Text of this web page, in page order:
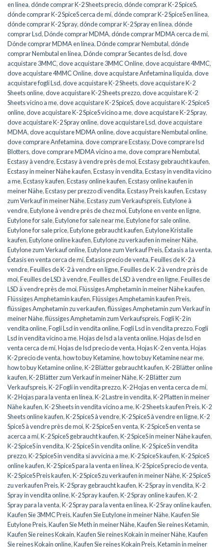
en línea,dónde comprar K-2 Sheets precio,dónde comprar K-2 SpiceS,
dónde comprar K-2 SpiceS cerca de mí,dónde comprar K-2 SpiceS en línea,
dónde comprar K-2 Spray,dónde comprar K-2 Spray en línea,dónde
comprar Lsd,Dónde comprar MDMA,dónde comprar MDMA cerca de mí,
Dónde comprar MDMA en línea,Dónde comprar Nembutal,dónde
comprar Nembutal en línea,Dónde comprar Secantes de lsd,dove
acquistare 3MMC,dove acquistare 3MMC Online,dove acquistare 4MMC,
dove acquistare 4MMC Online,dove acquistare Anfetamina liquida,dove
acquistare fogli Lsd,dove acquistare K-2 Sheets,dove acquistare K-2
Sheets online,dove acquistare K-2 Sheets prezzo,dove acquistare K-2
Sheets vicino a me,dove acquistare K-2 SpiceS,dove acquistare K-2 SpiceS
online,dove acquistare K-2 SpiceS vicino a me,dove acquistare K-2 Spray,
dove acquistare K-2 Spray online,dove acquistare Lsd,dove acquistare
MDMA,dove acquistare MDMA online,dove acquistare Nembutal online,
dove comprare Anfetamina,dove comprare Ecstasy,Dove comprare lsd
Blotters,dove comprare MDMA vicino a me,dove comprare Nembutal,
Ecstasy à vendre,Ecstasy à vendre près de moi,Ecstasy gebraucht kaufen,
Ecstasy in meiner Nähe kaufen,Ecstasy in vendita,Ecstasy in vendita vicino
a me,Ecstasy kaufen,Ecstasy online kaufen,Ecstasy online kaufen in
meiner Nähe,Ecstasy per prezzo di vendita,Ecstasy Preis kaufen,Ecstasy
zum Verkauf in meiner Nähe,Ecstasy zum Verkaufspreis,Eutylone à
vendre,Eutylone à vendre près de chez moi,Eutylone en vente en ligne,
Eutylone for sale,Eutylone for sale near me,Eutylone for sale online,
Eutylone for sale price,Eutylone gebraucht kaufen,Eutylone Kristalle
kaufen,Eutylone online kaufen,Eutylone zu verkaufen in meiner Nähe,
Eutylone zum Verkauf online,Eutylone zum Verkauf Preis,Éxtasis a la venta,
Éxtasis en venta cerca de mí,Éxtasis precio de venta,Feuilles de K-2 à
vendre,Feuilles de K-2 à vendre en ligne,Feuilles de K-2 à vendre près de
moi,Feuilles de LSD à vendre,Feuilles de LSD à vendre en ligne,Feuilles de
LSD à vendre près de moi,Flüssiges Amphetamin in meiner Nähe kaufen,
Flüssiges Amphetamin kaufen,Flüssiges Amphetamin kaufen Preis,
flüssiges Amphetamin zu verkaufen,flüssiges Amphetamin zum Verkauf in
meiner Nähe,flüssiges Amphetamin zum Verkaufspreis,Fogli K-2 in
vendita online,Fogli Lsd in vendita online,Fogli Lsd in vendita prezzo,Fogli
Lsd in vendita vicino a me,Hojas de lsd a la venta online,Hojas de lsd en
venta cerca de mí,Hojas de lsd precio de venta,Hojas K-2 en venta,Hojas
K-2 precio de venta,how to buy Ketamine,how to buy Ketamine near me,
how to buy Ketamine online,K-2 Blätter gebraucht kaufen,K-2 Blätter online
kaufen,K-2 Blätter zum Verkauf in meiner Nähe,K-2 Blätter zum
Verkaufspreis,K-2 Fogli in vendita prezzo,K-2 Hojas en venta cerca de mí,
K-2 Hojas para la venta en línea,K-2 Lastre in vendita,K-2 Platten in meiner
Nähe kaufen,K-2 Sheets in vendita vicino a me,K-2 Sheets kaufen Preis,K-2
Sheets online kaufen,K-2 SpiceS à vendre,K-2 SpiceS à vendre en ligne,K-2
SpiceS à vendre près de moi,K-2 SpiceS en venta,K-2 SpiceS en venta se
acerca a mí,K-2 SpiceS gebraucht kaufen,K-2 SpiceS in meiner Nähe kaufen,
K-2 SpiceS in vendita,K-2 SpiceS in vendita online,K-2 SpiceS in vendita
prezzo,K-2 SpiceS in vendita si avvicina a me,K-2 SpiceS kaufen,K-2 SpiceS
online kaufen,K-2 SpiceS para la venta en línea,K-2 SpiceS precio de venta,
K-2 SpiceS Preis kaufen,K-2 SpiceS zu verkaufen in meiner Nähe,K-2 SpiceS
zu verkaufen Preis,K-2 Spray gebraucht kaufen,K-2 Spray in vendita,K-2
Spray in vendita online,K-2 Spray kaufen,K-2 Spray online kaufen,K-2
Spray para la venta,K-2 Spray para la venta en línea,K-2 Sray online kaufen,
Kaufen Sie 3MMC Preis,Kaufen Sie Eutylone in meiner Nähe,Kaufen Sie
Eutylone Preis,Kaufen Sie Meth in meiner Nähe,Kaufen Sie reines Ketamin,
Kaufen Sie reines Kokain,Kaufen Sie reines Kokain in meiner Nähe,Kaufen
Sie reines Kokain online,Kaufen Sie reines Kokain Preis,Ketamin in meiner